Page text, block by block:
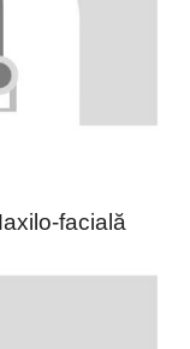
facială